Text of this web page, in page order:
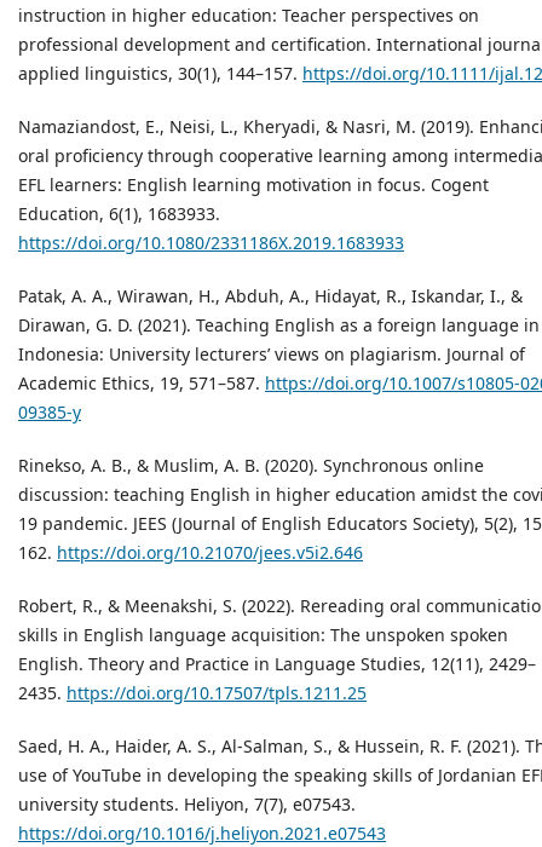
instruction in higher education: Teacher perspectives on
professional development and certification. International
applied linguistics, 30(1), 144–157. https://doi.org/10.1111/
Namaziandost, E., Neisi, L., Kheryadi, & Nasri, M. (2019).
oral proficiency through cooperative learning among
EFL learners: English learning motivation in focus. Cogent
Education, 6(1), 1683933.
https://doi.org/10.1080/2331186X.2019.1683933
Patak, A. A., Wirawan, H., Abduh, A., Hidayat, R., Iskandar, I., &
Dirawan, G. D. (2021). Teaching English as a foreign language in
Indonesia: University lecturers’ views on plagiarism. Journal of
Academic Ethics, 19, 571–587. https://doi.org/10.1007/s10805-
09385-y
Rinekso, A. B., & Muslim, A. B. (2020). Synchronous online
discussion: teaching English in higher education amidst the
19 pandemic. JEES (Journal of English Educators Society), 5(2),
162. https://doi.org/10.21070/jees.v5i2.646
Robert, R., & Meenakshi, S. (2022). Rereading oral
skills in English language acquisition: The unspoken spoken
English. Theory and Practice in Language Studies, 12(11), 2429–
2435. https://doi.org/10.17507/tpls.1211.25
Saed, H. A., Haider, A. S., Al-Salman, S., & Hussein, R. F. (2021).
use of YouTube in developing the speaking skills of Jordanian
university students. Heliyon, 7(7), e07543.
https://doi.org/10.1016/j.heliyon.2021.e07543